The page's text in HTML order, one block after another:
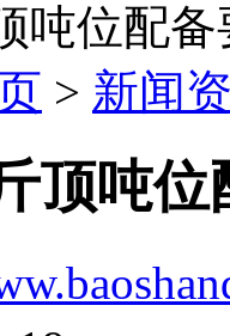
吨位配备
> 新闻
顶吨位